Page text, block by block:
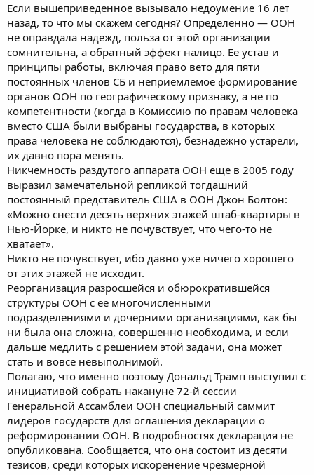
Если вышеприведенное вызывало недоумение 16 лет
назад, то что мы скажем сегодня? Определенно — ООН
не оправдала надежд, польза от этой организации
сомнительна, а обратный эффект налицо. Ее устав и
принципы работы, включая право вето для пяти
постоянных членов СБ и неприемлемое формирование
органов ООН по географическому признаку, а не по
компетентности (когда в Комиссию по правам человека
вместо США были выбраны государства, в которых
права человека не соблюдаются), безнадежно устарели,
их давно пора менять.
Никчемность раздутого аппарата ООН еще в 2005 году
выразил замечательной репликой тогдашний
постоянный представитель США в ООН Джон Болтон:
«Можно снести десять верхних этажей штаб-квартиры в
Нью-Йорке, и никто не почувствует, что чего-то не
хватает».
Никто не почувствует, ибо давно уже ничего хорошего
от этих этажей не исходит.
Реорганизация разросшейся и обюрократившейся
структуры ООН с ее многочисленными
подразделениями и дочерними организациями, как бы
ни была она сложна, совершенно необходима, и если
дальше медлить с решением этой задачи, она может
стать и вовсе невыполнимой.
Полагаю, что именно поэтому Дональд Трамп выступил с
инициативой собрать накануне 72-й сессии
Генеральной Ассамблеи ООН специальный саммит
лидеров государств для оглашения декларации о
реформировании ООН. В подробностях декларация не
опубликована. Сообщается, что она состоит из десяти
тезисов, среди которых искоренение чрезмерной